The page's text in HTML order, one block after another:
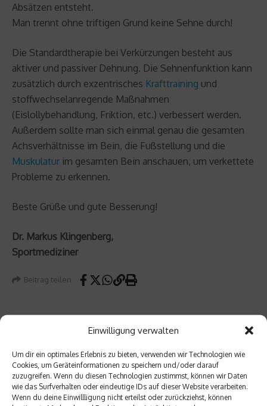
Einwilligung verwalten
Um dir ein optimales Erlebnis zu bieten, verwenden wir Technologien wie
Cookies, um Geräteinformationen zu speichern und/oder darauf
zuzugreifen. Wenn du diesen Technologien zustimmst, können wir Daten
wie das Surfverhalten oder eindeutige IDs auf dieser Website verarbeiten.
Wenn du deine Einwillligung nicht erteilst oder zurückziehst, können
Absätzen entsteht.
Man trennt ohne triftigen Grund keine Sehne durch!
Die Standardtherapie bei Verkürzungen besteht aus
aktiver und passiver Dehnung. Die Sehnenfunktion kann
zusätzlich durch exzentrisches Krafttraining und
stoffwechselanregende Maßnahmen
(Eislollybehandlung, Friktion, etc.) verbessert werden.
Außerdem sollte man sich einmal genau die gesamten
Achsverhältnisse im Bein, die Fußstellung und die
Muskulatur im gesamten Bein anschauen, um verkettete
Probleme zu erkennen.
Beste Grüße und gute Besserung!
Dr. Markus Klingenberg,
Sportmediziner
Beitrag teilen
Gesun
de
Höhenl
uft –
Nächster Beitrag
WELTP